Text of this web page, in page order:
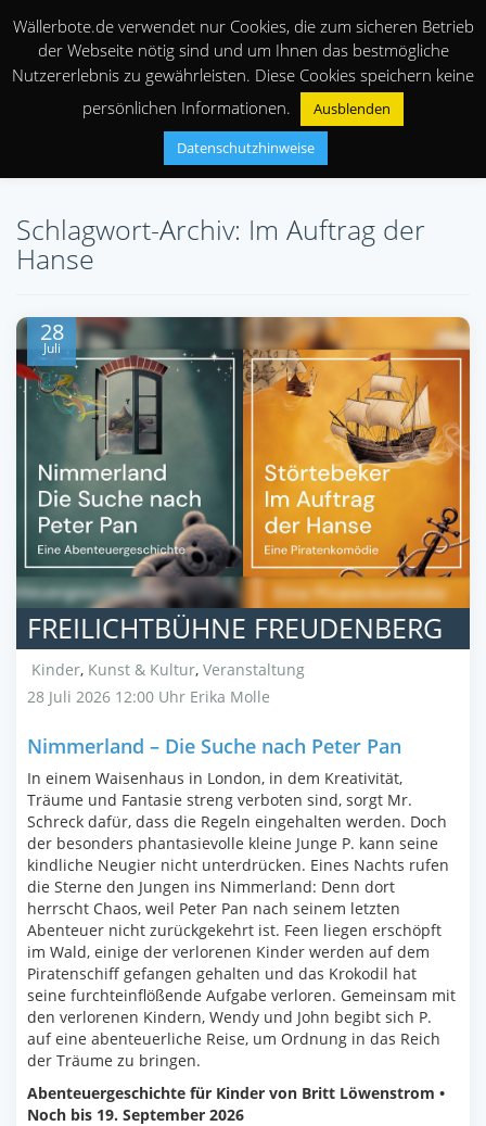
Schlagwort-Archiv: Im Auftrag der
Hanse
28
Juli
FREILICHTBÜHNE FREUDENBERG
Kinder, Kunst & Kultur, Veranstaltung
28 Juli 2026 12:00 Uhr Erika Molle
Nimmerland – Die Suche nach Peter Pan
In einem Waisenhaus in London, in dem Kreativität,
Träume und Fantasie streng verboten sind, sorgt Mr.
Schreck dafür, dass die Regeln eingehalten werden. Doch
der besonders phantasievolle kleine Junge P. kann seine
kindliche Neugier nicht unterdrücken. Eines Nachts rufen
die Sterne den Jungen ins Nimmerland: Denn dort
herrscht Chaos, weil Peter Pan nach seinem letzten
Abenteuer nicht zurückgekehrt ist. Feen liegen erschöpft
im Wald, einige der verlorenen Kinder werden auf dem
Piratenschiff gefangen gehalten und das Krokodil hat
seine furchteinflößende Aufgabe verloren. Gemeinsam mit
den verlorenen Kindern, Wendy und John begibt sich P.
auf eine abenteuerliche Reise, um Ordnung in das Reich
der Träume zu bringen.
Abenteuergeschichte für Kinder von Britt Löwenstrom •
Noch bis 19. September 2026
Wällerbote.de verwendet nur Cookies, die zum sicheren Betrieb
der Webseite nötig sind und um Ihnen das bestmögliche
Nutzererlebnis zu gewährleisten. Diese Cookies speichern keine
persönlichen Informationen.
Ausblenden
Datenschutzhinweise